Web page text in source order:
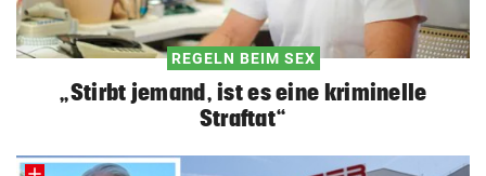
REGELN BEIM SEX
„Stirbt jemand, ist es eine kriminelle
Straftat“